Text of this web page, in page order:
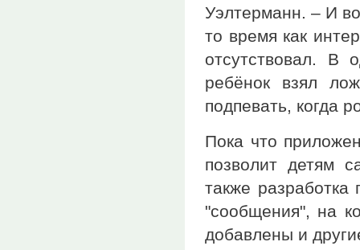
Уэлтерманн. – И
то время как
отсутствовал. В
ребёнок взял
подпевать, когда
Пока что
позволит детям
также разработка
"сообщения", на
добавлены и